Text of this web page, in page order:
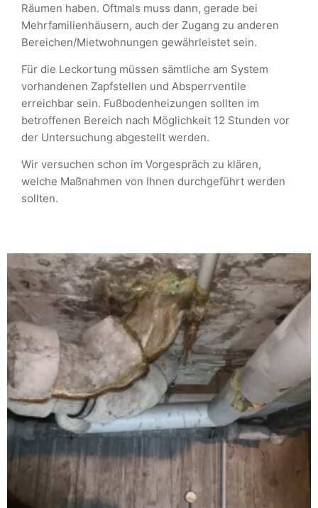
Räumen haben. Oftmals muss dann, gerade bei
Mehrfamilienhäusern, auch der Zugang zu anderen
Bereichen/Mietwohnungen gewährleistet sein.
Für die Leckortung müssen sämtliche am System
vorhandenen Zapfstellen und Absperrventile
erreichbar sein. Fußbodenheizungen sollten im
betroffenen Bereich nach Möglichkeit 12 Stunden vor
der Untersuchung abgestellt werden.
Wir versuchen schon im Vorgespräch zu klären,
welche Maßnahmen von Ihnen durchgeführt werden
sollten.